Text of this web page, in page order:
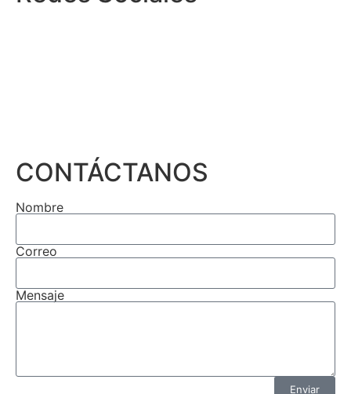
CONTÁCTANOS
Nombre
Correo
Mensaje
Enviar